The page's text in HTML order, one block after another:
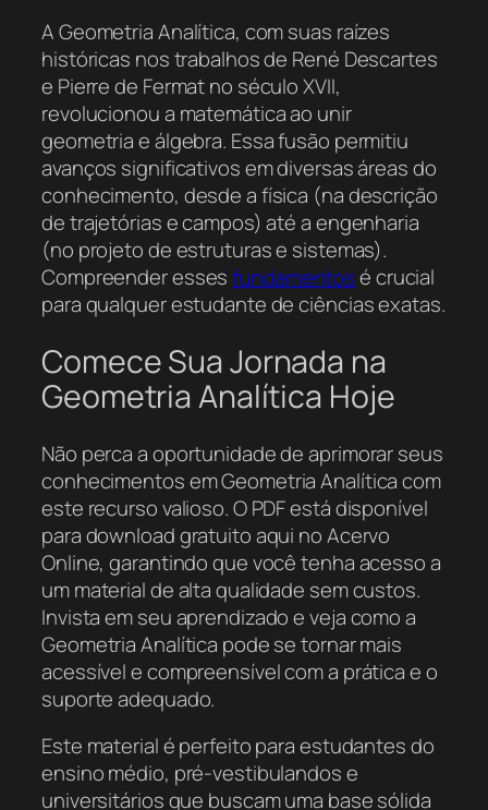
A Geometria Analítica, com suas raízes
históricas nos trabalhos de René Descartes
e Pierre de Fermat no século XVII,
revolucionou a matemática ao unir
geometria e álgebra. Essa fusão permitiu
avanços significativos em diversas áreas do
conhecimento, desde a física (na descrição
de trajetórias e campos) até a engenharia
(no projeto de estruturas e sistemas).
Compreender essesfundamentosé crucial
para qualquer estudante de ciências exatas.
Comece Sua Jornada na
Geometria Analítica Hoje
Não perca a oportunidade de aprimorar seus
conhecimentos em Geometria Analítica com
este recurso valioso. O PDF está disponível
para download gratuito aqui no Acervo
Online, garantindo que você tenha acesso a
um material de alta qualidade sem custos.
Invista em seu aprendizado e veja como a
Geometria Analítica pode se tornar mais
acessível e compreensível com a prática e o
suporte adequado.
Este material é perfeito para estudantes do
ensino médio, pré-vestibulandos e
universitários que buscam uma base sólida